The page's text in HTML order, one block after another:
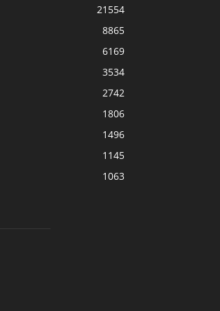
21554
8865
6169
3534
2742
1806
1496
1145
1063